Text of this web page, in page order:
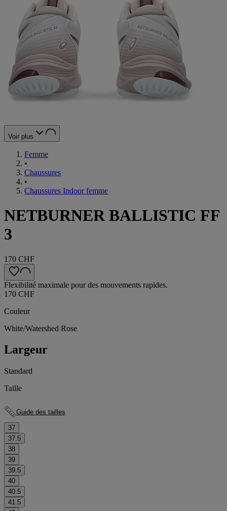
Voir plus
Femme
•
Chaussures
•
Chaussures Indoor femme
NETBURNER BALLISTIC FF
3
170 CHF
Flexibilité maximale pour des mouvements rapides.
170 CHF
Couleur
White/Watershed Rose
Largeur
Standard
Taille
Guide des tailles
37
37.5
38
39
39.5
40
40.5
41.5